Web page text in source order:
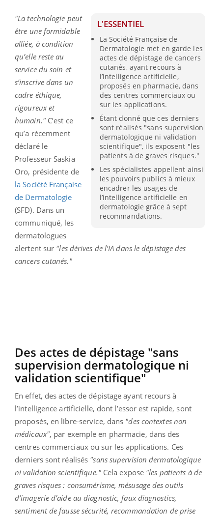
L'ESSENTIEL
La Société Française de
Dermatologie met en garde les
actes de dépistage de cancers
cutanés, ayant recours à
l’intelligence artificielle,
proposés en pharmacie, dans
des centres commerciaux ou
sur les applications.
Étant donné que ces derniers
sont réalisés "sans supervision
dermatologique ni validation
scientifique", ils exposent "les
patients à de graves risques."
Les spécialistes appellent ainsi
les pouvoirs publics à mieux
encadrer les usages de
l’intelligence artificielle en
dermatologie grâce à sept
recommandations.
"La technologie peut
être une formidable
alliée, à condition
qu’elle reste au
service du soin et
s’inscrive dans un
cadre éthique,
rigoureux et
humain."C’est ce
qu’a récemment
déclaré le
Professeur Saskia
Oro, présidente de
la Société Française
de Dermatologie
(SFD). Dans un
communiqué, les
dermatologues
alertent sur "les dérives de l’IA dans le dépistage des
cancers cutanés."
Des actes de dépistage "sans
supervision dermatologique ni
validation scientifique"
En effet, des actes de dépistage ayant recours à
l’intelligence artificielle, dont l’essor est rapide, sont
proposés, en libre-service, dans "des contextes non
médicaux", par exemple en pharmacie, dans des
centres commerciaux ou sur les applications. Ces
derniers sont réalisés "sans supervision dermatologique
ni validation scientifique."Cela expose "les patients à de
graves risques : consumérisme, mésusage des outils
d’imagerie d’aide au diagnostic, faux diagnostics,
sentiment de fausse sécurité, recommandation de prise